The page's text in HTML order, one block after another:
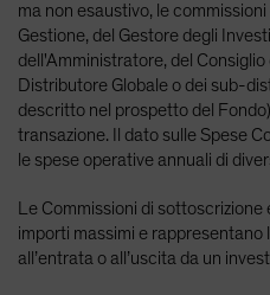
ma non esaustivo, le
Gestione, del Gestore degli
dell'Amministratore, del Consiglio
Distributore Globale o dei sub-
descritto nel prospetto del
transazione. Il dato sulle Spese
le spese operative annuali di
Le Commissioni di
importi massimi e
all’entrata o all’uscita da un